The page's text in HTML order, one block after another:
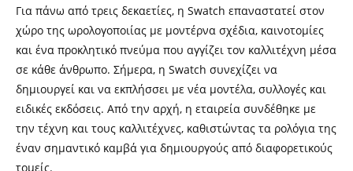
Για πάνω από τρεις δεκαετίες, η Swatch επαναστατεί στον
χώρο της ωρολογοποιίας με μοντέρνα σχέδια, καινοτομίες
και ένα προκλητικό πνεύμα που αγγίζει τον καλλιτέχνη μέσα
σε κάθε άνθρωπο. Σήμερα, η Swatch συνεχίζει να
δημιουργεί και να εκπλήσσει με νέα μοντέλα, συλλογές και
ειδικές εκδόσεις. Από την αρχή, η εταιρεία συνδέθηκε με
την τέχνη και τους καλλιτέχνες, καθιστώντας τα ρολόγια της
έναν σημαντικό καμβά για δημιουργούς από διαφορετικούς
τομείς.